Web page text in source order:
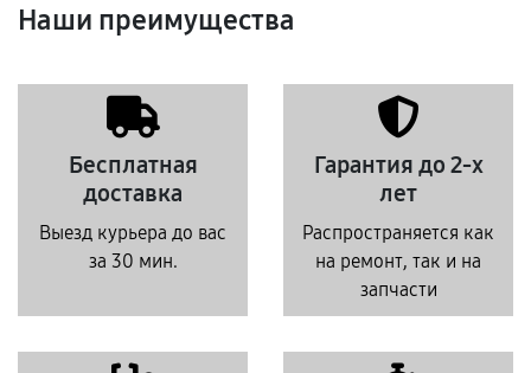
Наши преимущества
Бесплатная
доставка
Выезд курьера до вас
за 30 мин.
Гарантия до 2-х
лет
Распространяется как
на ремонт, так и на
запчасти